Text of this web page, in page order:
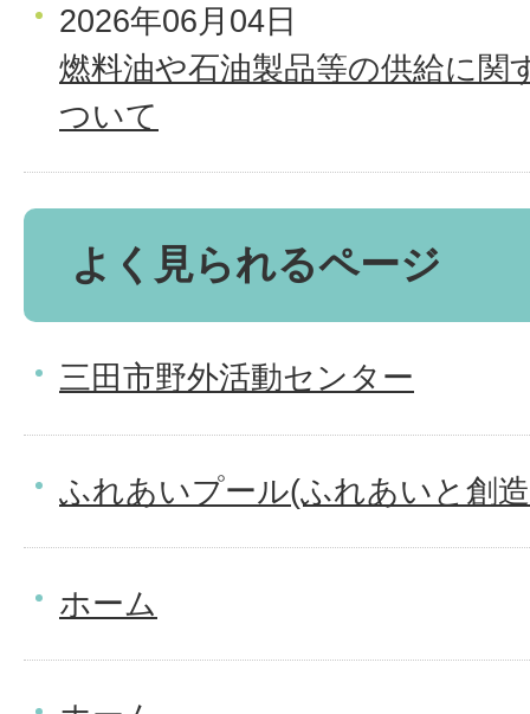
2026年06月04日
燃料油や石油製品等の供給に関
ついて
よく見られるページ
三田市野外活動センター
ふれあいプール(ふれあいと創
ホーム